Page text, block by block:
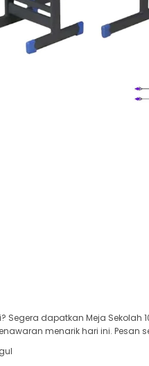
Segera dapatkan Meja
menarik hari ini.